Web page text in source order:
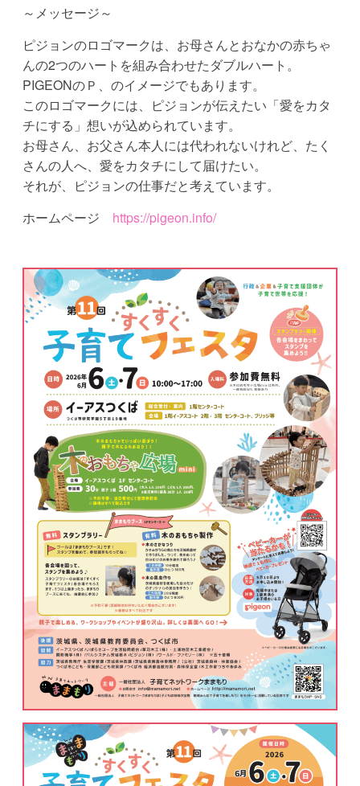
～メッセージ～
ピジョンのロゴマークは、お母さんとおなかの赤ちゃ
んの2つのハートを組み合わせたダブルハート。
PIGEONのＰ、のイメージでもあります。
このロゴマークには、ピジョンが伝えたい「愛をカタ
チにする」想いが込められています。
お母さん、お父さん本人には代われないけれど、たく
さんの人へ、愛をカタチにして届けたい。
それが、ピジョンの仕事だと考えています。
ホームページ https://pigeon.info/